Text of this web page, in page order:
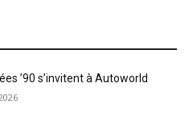
’90 s’invitent à Autoworld